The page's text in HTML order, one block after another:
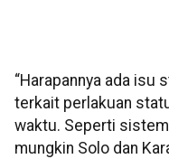
“Harapannya ada isu
terkait perlakuan
waktu. Seperti
mungkin Solo dan